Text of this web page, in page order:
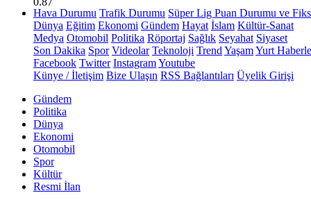
Hava Durumu Trafik Durumu Süper Lig Puan Durumu ve
Dünya Eğitim Ekonomi Gündem Hayat İslam Kültür-Sanat
Medya Otomobil Politika Röportaj Sağlık Seyahat Siyaset
Son Dakika Spor Videolar Teknoloji Trend YaşamYurt
Facebook Twitter InstagramYoutube
Künye / İletişim Bize Ulaşın RSS Bağlantıları Üyelik Girişi
Gündem
Politika
Dünya
Ekonomi
Otomobil
Spor
Kültür
Resmi İlan